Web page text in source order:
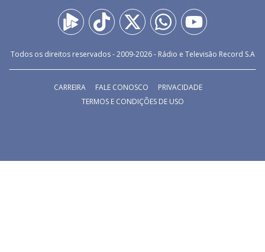
Todos os direitos reservados - 2009-2026- Rádio e Televisão Record S.A
CARREIRA FALE CONOSCO
PRIVACIDADE
TERMOS E CONDIÇÕES DE USO